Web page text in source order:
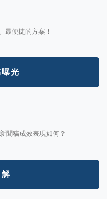
最便捷的方案！
光
聞稿成效表現如何？